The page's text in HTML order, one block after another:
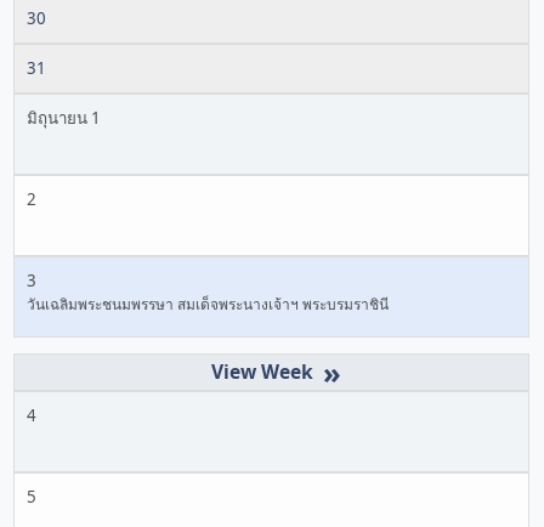
30
31
มิถุนายน 1
2
3
วันเฉลิมพระชนมพรรษา สมเด็จพระนางเจ้าฯ พระบรมราชินี
»
4
5